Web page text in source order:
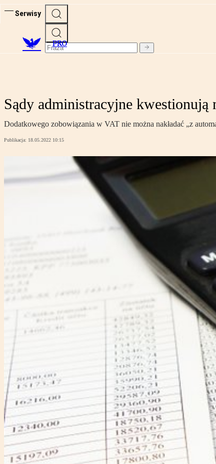
Serwisy
PRO
Sądy administracyjne
Dodatkowego zobowiązania w VAT nie można nakładać „z
Publikacja: 18.05.2022 10:15